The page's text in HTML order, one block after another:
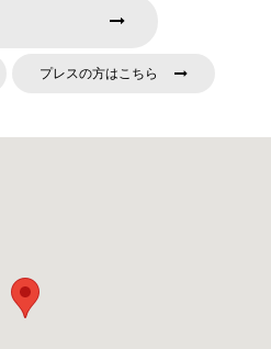
プレスの方はこちら